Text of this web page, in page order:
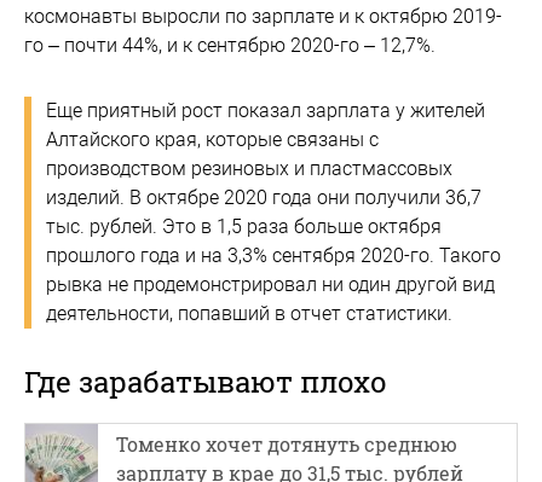
космонавты выросли по зарплате и к октябрю 2019-
го – почти 44%, и к сентябрю 2020-го – 12,7%.
Еще приятный рост показал зарплата у жителей
Алтайского края, которые связаны с
производством резиновых и пластмассовых
изделий. В октябре 2020 года они получили 36,7
тыс. рублей. Это в 1,5 раза больше октября
прошлого года и на 3,3% сентября 2020-го. Такого
рывка не продемонстрировал ни один другой вид
деятельности, попавший в отчет статистики.
Где зарабатывают плохо
Томенко хочет дотянуть среднюю
зарплату в крае до 31,5 тыс. рублей